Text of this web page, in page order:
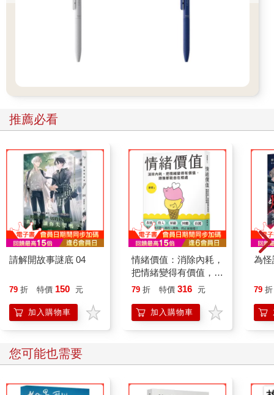
推薦必看
請解開故事謎底 04
79 折 特價 150 元
加入購物車
情緒價值：消除內耗，
把情緒變得有價值，跟
誰都能自在相處
79 折 特價 316 元
加入購物車
為怪
79 折
您可能也需要